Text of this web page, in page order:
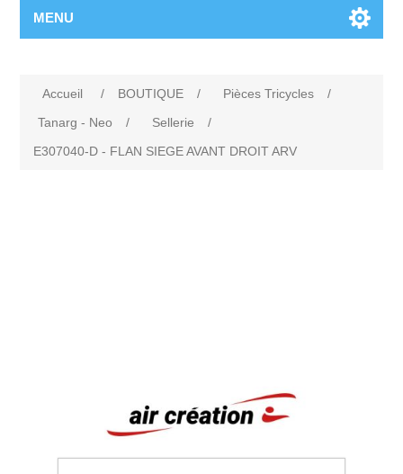
MENU
Accueil / BOUTIQUE / Pièces Tricycles
/
Tanarg - Neo
/ Sellerie
/
E307040-D - FLAN SIEGE AVANT DROIT ARV